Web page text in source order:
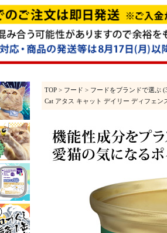
TOP > フード > フードをブランドで選ぶ
Cat アタス キャット デイリー ディフェ